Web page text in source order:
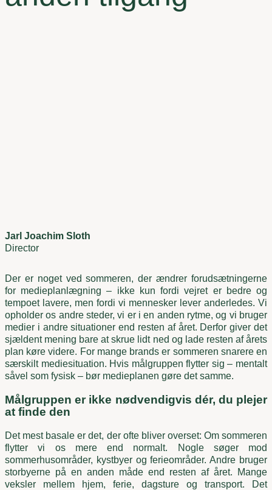
Jarl Joachim Sloth
Director
Der er noget ved sommeren, der ændrer forudsætningerne
for medieplanlægning – ikke kun fordi vejret er bedre og
tempoet lavere, men fordi vi mennesker lever anderledes. Vi
opholder os andre steder, vi er i en anden rytme, og vi bruger
medier i andre situationer end resten af året. Derfor giver det
sjældent mening bare at skrue lidt ned og lade resten af årets
plan køre videre. For mange brands er sommeren snarere en
særskilt mediesituation. Hvis målgruppen flytter sig – mentalt
såvel som fysisk – bør medieplanen gøre det samme.
Målgruppen er ikke nødvendigvis dér, du plejer
at finde den
Det mest basale er det, der ofte bliver overset: Om sommeren
flytter vi os mere end normalt. Nogle søger mod
sommerhusområder, kystbyer og ferieområder. Andre bruger
storbyerne på en anden måde end resten af året. Mange
veksler mellem hjem, ferie, dagsture og transport. Det